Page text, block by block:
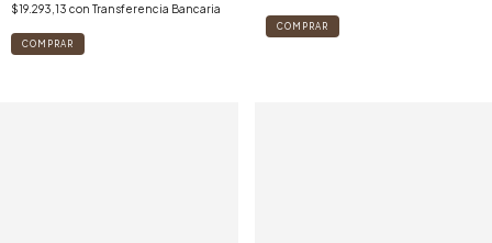
$19.293,13 con Transferencia Bancaria